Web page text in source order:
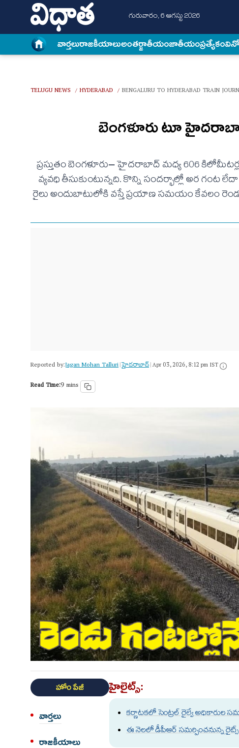
గురువారం, 6 ఆగస్టు 2026
వార్త‌లురాజకీయాలుఅంత‌ర్జాతీయంజాతీయంప్రత్యేకం
TELUGU NEWS / HYDERABAD / BENGALURU TO HYDERABAD TRAIN
బెంగళూరు టూ
ప్రస్తుతం బెంగళూరు– హైదరాబాద్ మధ్య 606
వ్యవధి తీసుకుంటున్నది. కొన్ని సందర్భాల్లో అర
రైలు అందుబాటులోకి వస్తే ప్రయాణ సమయం కేవలం
Reported by:Jagan Mohan Talluri|హైదరాబాద్​|Apr 03, 2026, 8:12 pm IST
Read Time:9 mins
హోం పేజీ
వార్త‌లు
రాజకీయాలు
హైలైట్స్:
కర్ణాటకలో సెంట్రల్ రైల్వే అధికారుల
ఈ నెలలో డీపీఆర్ సమర్పించనున్న